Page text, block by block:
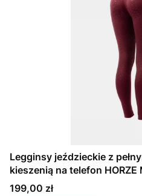
Legginsy jeździeckie z
kieszenią na telefon
Cena
199,00 zł